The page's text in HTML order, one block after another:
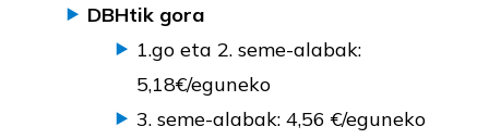
DBHtik gora
1.go eta 2. seme-alabak:
5,18€/eguneko
3. seme-alabak: 4,56 €/eguneko